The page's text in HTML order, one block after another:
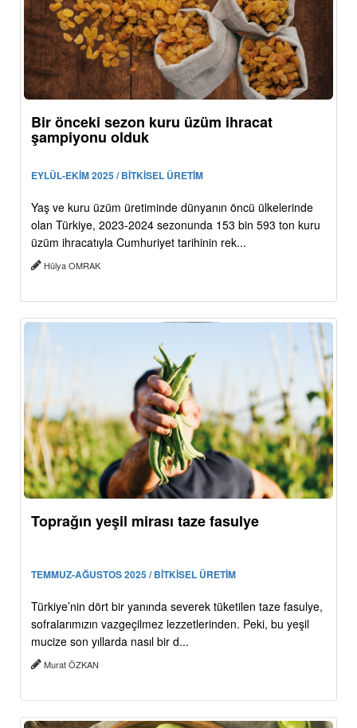
Bir önceki sezon kuru üzüm ihracat
şampiyonu olduk
EYLÜL-EKİM 2025 / BİTKİSEL ÜRETİM
Yaş ve kuru üzüm üretiminde dünyanın öncü ülkelerinde
olan Türkiye, 2023-2024 sezonunda 153 bin 593 ton kuru
üzüm ihracatıyla Cumhuriyet tarihinin rek...
Hülya OMRAK
Toprağın yeşil mirası taze fasulye
TEMMUZ-AĞUSTOS 2025 / BİTKİSEL ÜRETİM
Türkiye’nin dört bir yanında severek tüketilen taze fasulye,
sofralarımızın vazgeçilmez lezzetlerinden. Peki, bu yeşil
mucize son yıllarda nasıl bir d...
Murat ÖZKAN